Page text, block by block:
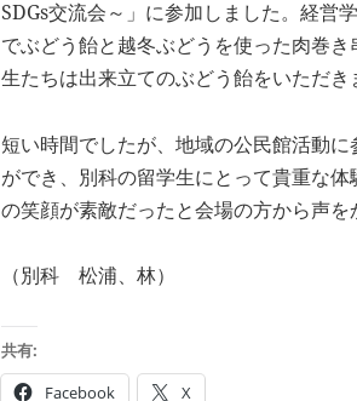
SDGs交流会～」に参加しました。経営
でぶどう飴と越冬ぶどうを使った肉巻
生たちは出来立てのぶどう飴をいただき
短い時間でしたが、地域の公民館活動
ができ、別科の留学生にとって貴重な
の笑顔が素敵だったと会場の方から声を
（別科 松浦、林）
共有:
Facebook
X